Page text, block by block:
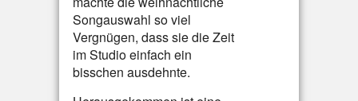
Songauswahl so viel
Vergnügen, dass sie die Zeit
im Studio einfach ein
bisschen ausdehnte.